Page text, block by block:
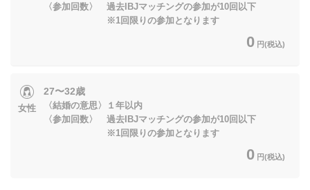
〈参加回数〉 過去IBJマッチングの参加が10回以下
※1回限りの参加となります
0 円(税込)
女性
27〜32歳
〈結婚の意思〉１年以内
〈参加回数〉 過去IBJマッチングの参加が10回以下
※1回限りの参加となります
0 円(税込)